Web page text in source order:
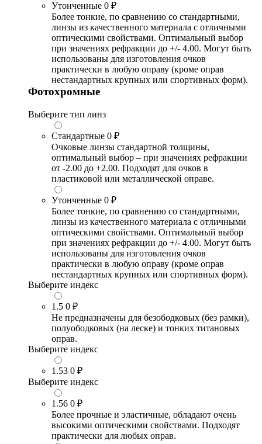
Утонченные 0 ₽
Более тонкие, по сравнению со стандартными,
линзы из качественного материала с отличными
оптическими свойствами. Оптимальный выбор
при значениях рефракции до +/- 4.00. Могут быть
использованы для изготовления очков
практически в любую оправу (кроме оправ
нестандартных крупных или спортивных форм).
Фотохромные
Выберите тип линз
Стандартные 0 ₽
Очковые линзы стандартной толщины,
оптимальный выбор – при значениях рефракции
от -2.00 до +2.00. Подходят для очков в
пластиковой или металлической оправе.
Утонченные 0 ₽
Более тонкие, по сравнению со стандартными,
линзы из качественного материала с отличными
оптическими свойствами. Оптимальный выбор
при значениях рефракции до +/- 4.00. Могут быть
использованы для изготовления очков
практически в любую оправу (кроме оправ
нестандартных крупных или спортивных форм).
Выберите индекс
1.5 0 ₽
Не предназначены для безободковых (без рамки),
полуободковых (на леске) и тонких титановых
оправ.
Выберите индекс
1.53 0 ₽
Выберите индекс
1.56 0 ₽
Более прочные и эластичные, обладают очень
высокими оптическими свойствами. Подходят
практически для любых оправ.